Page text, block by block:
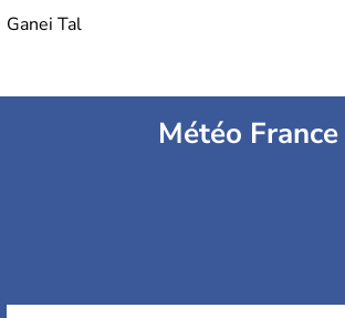
Ganei Tal
Météo France